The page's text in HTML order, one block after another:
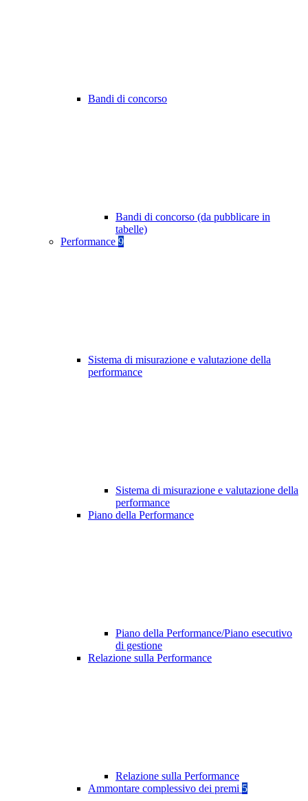
Bandi di concorso
Bandi di concorso (da pubblicare in
tabelle)
Performance 9
Sistema di misurazione e valutazione della
performance
Sistema di misurazione e valutazione della
performance
Piano della Performance
Piano della Performance/Piano esecutivo
di gestione
Relazione sulla Performance
Relazione sulla Performance
Ammontare complessivo dei premi 5